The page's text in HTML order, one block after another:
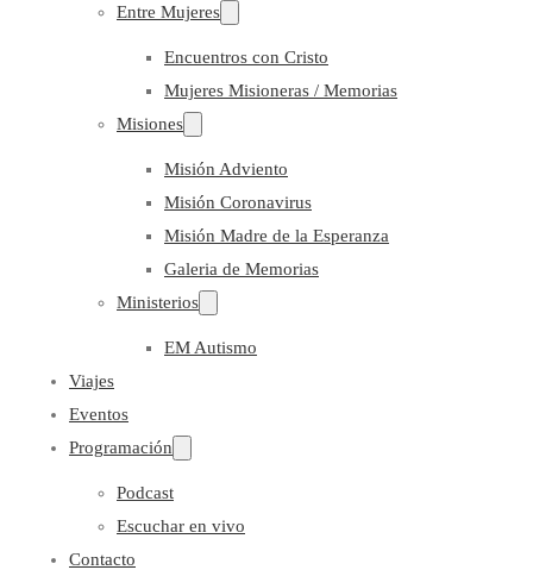
Entre Mujeres
Encuentros con Cristo
Mujeres Misioneras / Memorias
Misiones
Misión Adviento
Misión Coronavirus
Misión Madre de la Esperanza
Galeria de Memorias
Ministerios
EM Autismo
Viajes
Eventos
Programación
Podcast
Escuchar en vivo
Contacto